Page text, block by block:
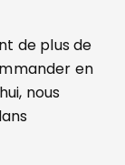
de plus de
en
nous